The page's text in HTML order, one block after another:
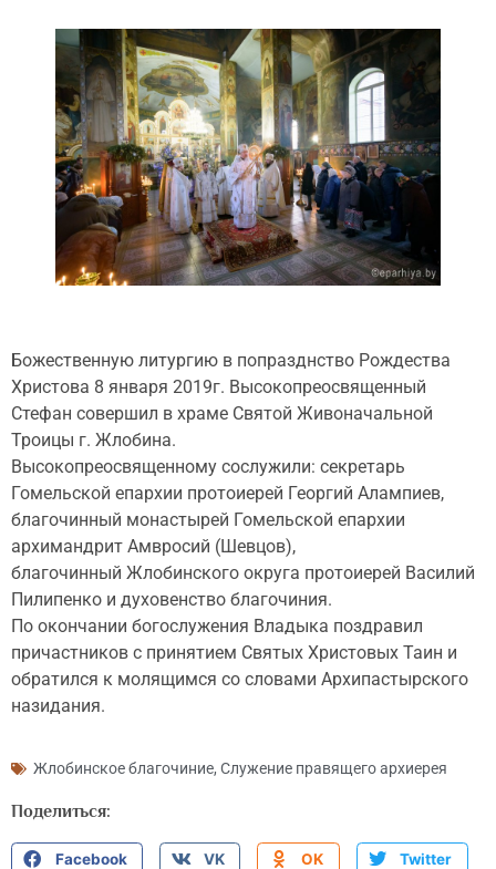
Божественную литургию в попразднство Рождества
Христова 8 января 2019г. Высокопреосвященный
Стефан совершил в храме Святой Живоначальной
Троицы г. Жлобина.
Высокопреосвященному сослужили: секретарь
Гомельской епархии протоиерей Георгий Алампиев,
благочинный монастырей Гомельской епархии
архимандрит Амвросий (Шевцов),
благочинный Жлобинского округа протоиерей Василий
Пилипенко и духовенство благочиния.
По окончании богослужения Владыка поздравил
причастников с принятием Святых Христовых Таин и
обратился к молящимся со словами Архипастырского
назидания.
Жлобинское благочиние, Служение правящего архиерея
Поделиться:
Facebook VK OK Twitter